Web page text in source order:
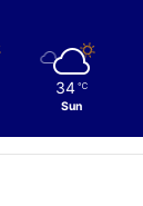
34 ℃
Sun